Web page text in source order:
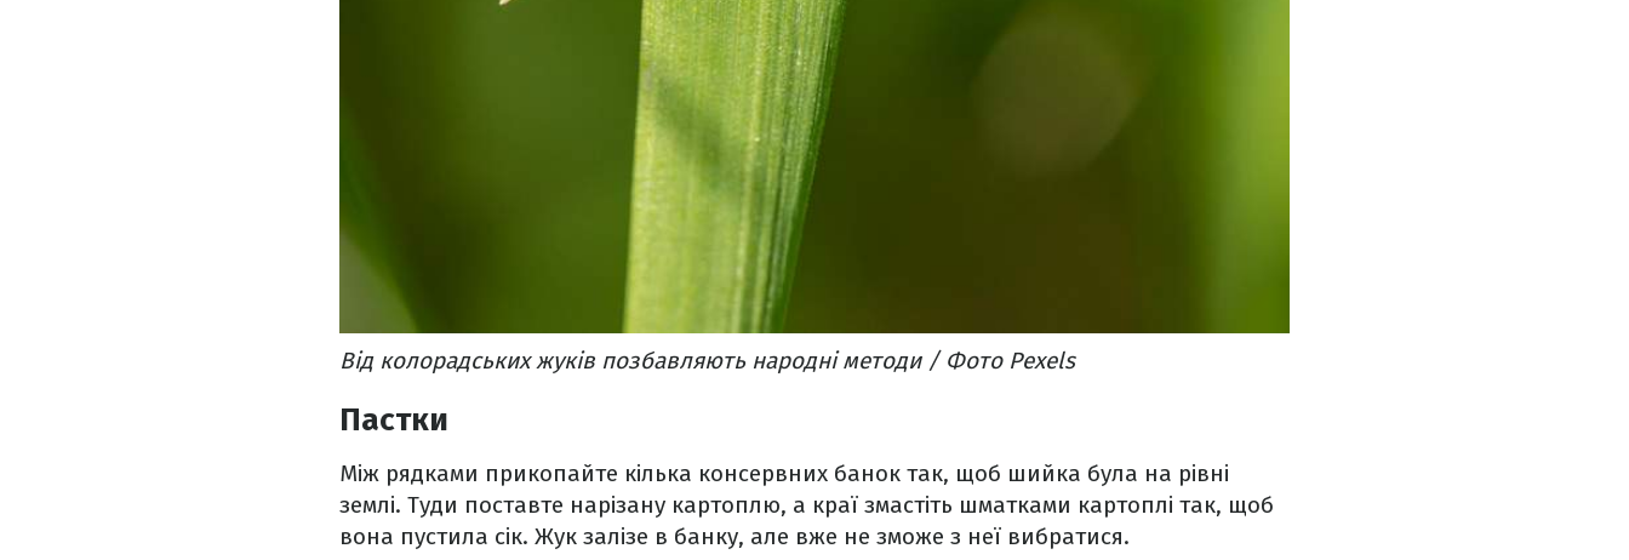
Від колорадських жуків позбавляють народні методи / Фото Pexels
Пастки
Між рядками прикопайте кілька консервних банок так, щоб шийка була на рівні
землі. Туди поставте нарізану картоплю, а краї змастіть шматками картоплі так, щоб
вона пустила сік. Жук залізе в банку, але вже не зможе з неї вибратися.